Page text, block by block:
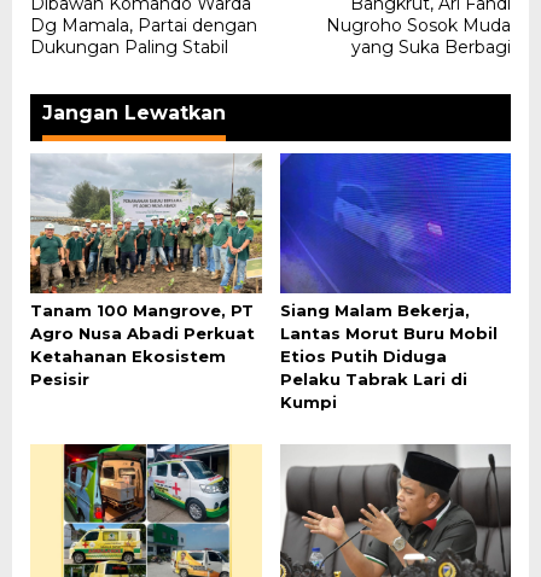
Dg Mamala, Partai dengan
Dukungan Paling Stabil
Nugroho Sosok Muda
yang Suka Berbagi
Jangan Lewatkan
Tanam 100 Mangrove, PT
Agro Nusa Abadi Perkuat
Ketahanan Ekosistem
Pesisir
Siang Malam Bekerja,
Lantas Morut Buru Mobil
Etios Putih Diduga
Pelaku Tabrak Lari di
Kumpi